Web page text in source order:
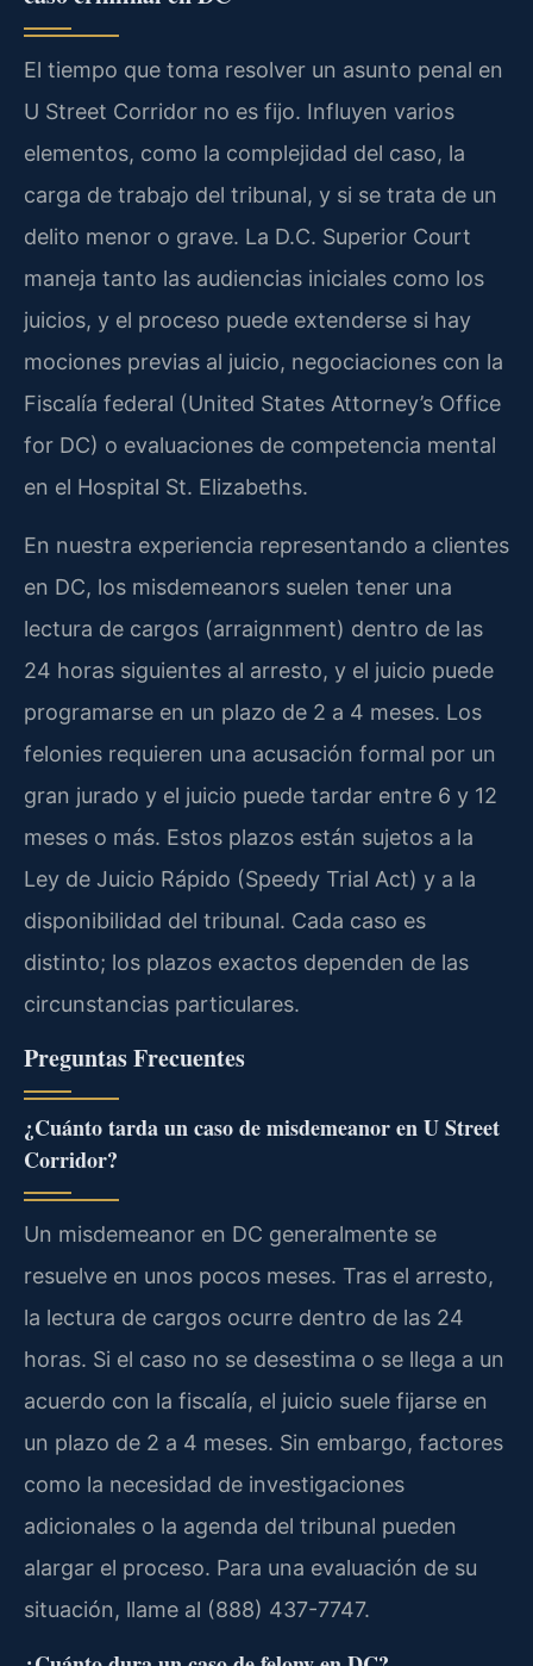
El tiempo que toma resolver un asunto penal en
U Street Corridor no es fijo. Influyen varios
elementos, como la complejidad del caso, la
carga de trabajo del tribunal, y si se trata de un
delito menor o grave. La D.C. Superior Court
maneja tanto las audiencias iniciales como los
juicios, y el proceso puede extenderse si hay
mociones previas al juicio, negociaciones con la
Fiscalía federal (United States Attorney’s Office
for DC) o evaluaciones de competencia mental
en el Hospital St. Elizabeths.
En nuestra experiencia representando a clientes
en DC, los misdemeanors suelen tener una
lectura de cargos (arraignment) dentro de las
24 horas siguientes al arresto, y el juicio puede
programarse en un plazo de 2 a 4 meses. Los
felonies requieren una acusación formal por un
gran jurado y el juicio puede tardar entre 6 y 12
meses o más. Estos plazos están sujetos a la
Ley de Juicio Rápido (Speedy Trial Act) y a la
disponibilidad del tribunal. Cada caso es
distinto; los plazos exactos dependen de las
circunstancias particulares.
Preguntas Frecuentes
¿Cuánto tarda un caso de misdemeanor en U Street
Corridor?
Un misdemeanor en DC generalmente se
resuelve en unos pocos meses. Tras el arresto,
la lectura de cargos ocurre dentro de las 24
horas. Si el caso no se desestima o se llega a un
acuerdo con la fiscalía, el juicio suele fijarse en
un plazo de 2 a 4 meses. Sin embargo, factores
como la necesidad de investigaciones
adicionales o la agenda del tribunal pueden
alargar el proceso. Para una evaluación de su
situación, llame al (888) 437-7747.